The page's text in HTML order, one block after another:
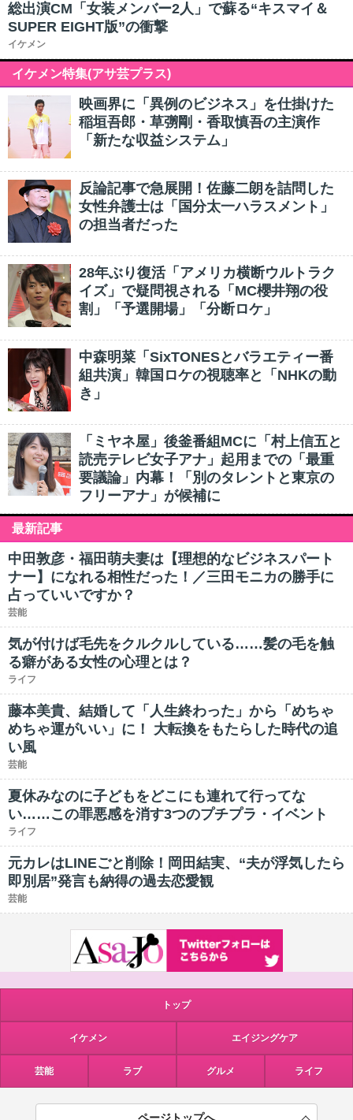
総出演CM「女装メンバー2人」で蘇る“キスマイ＆
SUPER EIGHT版”の衝撃
イケメン
イケメン特集(アサ芸プラス)
映画界に「異例のビジネス」を仕掛けた
稲垣吾郎・草彅剛・香取慎吾の主演作
「新たな収益システム」
反論記事で急展開！佐藤二朗を詰問した
女性弁護士は「国分太一ハラスメント」
の担当者だった
28年ぶり復活「アメリカ横断ウルトラク
イズ」で疑問視される「MC櫻井翔の役
割」「予選開場」「分断ロケ」
中森明菜「SixTONESとバラエティー番
組共演」韓国ロケの視聴率と「NHKの動
き」
「ミヤネ屋」後釜番組MCに「村上信五と
読売テレビ女子アナ」起用までの「最重
要議論」内幕！「別のタレントと東京の
フリーアナ」が候補に
最新記事
中田敦彦・福田萌夫妻は【理想的なビジネスパート
ナー】になれる相性だった！／三田モニカの勝手に
占っていいですか？
芸能
気が付けば毛先をクルクルしている……髪の毛を触
る癖がある女性の心理とは？
ライフ
藤本美貴、結婚して「人生終わった」から「めちゃ
めちゃ運がいい」に！ 大転換をもたらした時代の追
い風
芸能
夏休みなのに子どもをどこにも連れて行ってな
い……この罪悪感を消す3つのプチプラ・イベント
ライフ
元カレはLINEごと削除！岡田結実、“夫が浮気したら
即別居”発言も納得の過去恋愛観
芸能
トップ
イケメン エイジングケア
芸能 ラブ グルメ ライフ